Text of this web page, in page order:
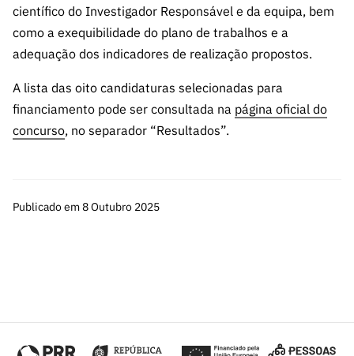
científico do Investigador Responsável e da equipa, bem
como a exequibilidade do plano de trabalhos e a
adequação dos indicadores de realização propostos.
A lista das oito candidaturas selecionadas para
financiamento pode ser consultada na página oficial do
concurso, no separador “Resultados”.
Publicado em 8 Outubro 2025